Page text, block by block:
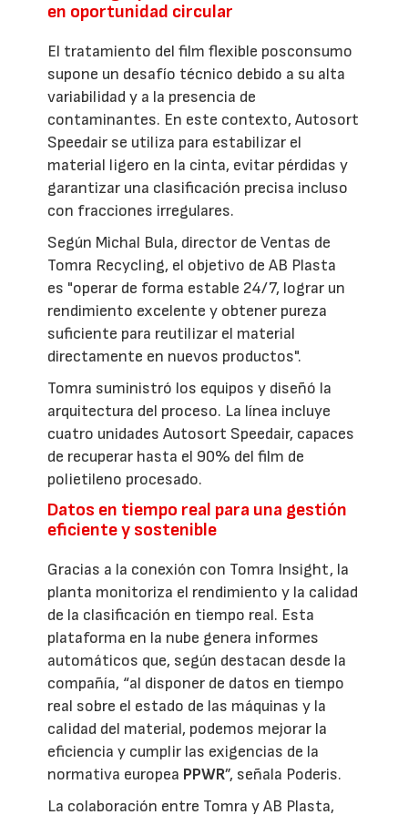
en oportunidad circular
El tratamiento del film flexible posconsumo
supone un desafío técnico debido a su alta
variabilidad y a la presencia de
contaminantes. En este contexto, Autosort
Speedair se utiliza para estabilizar el
material ligero en la cinta, evitar pérdidas y
garantizar una clasificación precisa incluso
con fracciones irregulares.
Según Michal Bula, director de Ventas de
Tomra Recycling, el objetivo de AB Plasta
es "operar de forma estable 24/7, lograr un
rendimiento excelente y obtener pureza
suficiente para reutilizar el material
directamente en nuevos productos".
Tomra suministró los equipos y diseñó la
arquitectura del proceso. La línea incluye
cuatro unidades Autosort Speedair, capaces
de recuperar hasta el 90% del film de
polietileno procesado.
Datos en tiempo real para una gestión
eficiente y sostenible
Gracias a la conexión con Tomra Insight, la
planta monitoriza el rendimiento y la calidad
de la clasificación en tiempo real. Esta
plataforma en la nube genera informes
automáticos que, según destacan desde la
compañía, “al disponer de datos en tiempo
real sobre el estado de las máquinas y la
calidad del material, podemos mejorar la
eficiencia y cumplir las exigencias de la
normativa europea PPWR”, señala Poderis.
La colaboración entre Tomra y AB Plasta,